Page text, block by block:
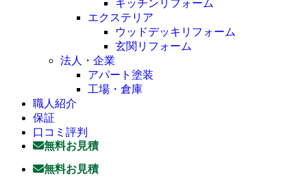
キッチンリフォーム
エクステリア
ウッドデッキリフォーム
玄関リフォーム
法人・企業
アパート塗装
工場・倉庫
職人紹介
保証
口コミ評判
無料お見積
無料お見積